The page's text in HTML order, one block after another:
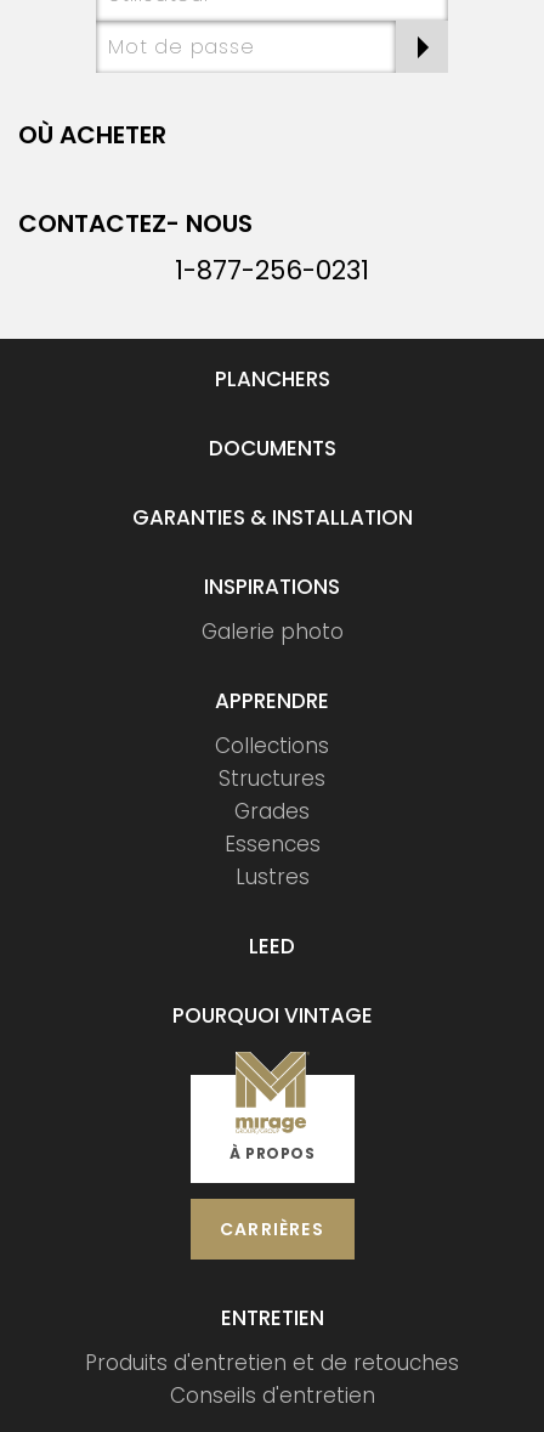
OÙ ACHETER
CONTACTEZ- NOUS
1-877-256-0231
PLANCHERS
DOCUMENTS
GARANTIES & INSTALLATION
INSPIRATIONS
Galerie photo
APPRENDRE
Collections
Structures
Grades
Essences
Lustres
LEED
POURQUOI VINTAGE
À PROPOS
CARRIÈRES
ENTRETIEN
Produits d'entretien et de retouches
Conseils d'entretien